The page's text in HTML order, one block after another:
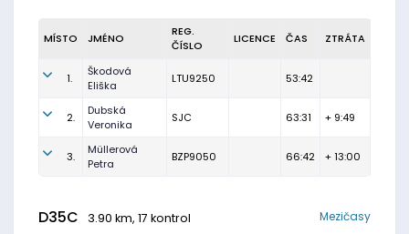
MÍSTO JMÉNO
REG.
ČÍSLO
LICENCE ČAS ZTRÁTA
1.
Škodová
Eliška
LTU9250 53:42
2.
Dubská
Veronika
SJC 63:31 + 9:49
3.
Müllerová
Petra
BZP9050 66:42 + 13:00
D35C 3.90 km, 17 kontrol Mezičasy